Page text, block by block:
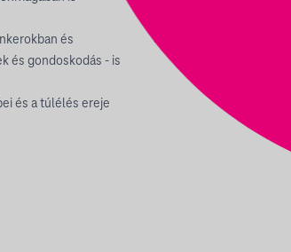
és
és gondoskodás - is
és a túlélés ereje